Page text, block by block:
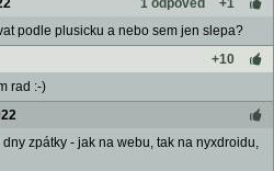
1 odpověď
+1
podle plusicku a nebo sem jen slepa?
+10
rad :-)
zpátky - jak na webu, tak na nyxdroidu,